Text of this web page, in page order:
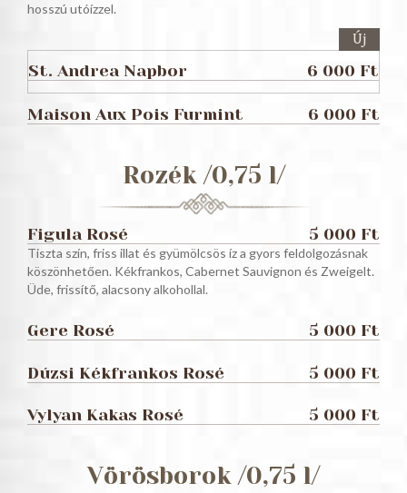
hosszú utóízzel.
Új
St. Andrea Napbor 6 000 Ft
Maison Aux Pois Furmint 6 000 Ft
Rozék /0,75 l/
Figula Rosé 5 000 Ft
Tiszta szín, friss illat és gyümölcsös íz a gyors feldolgozásnak
köszönhetően. Kékfrankos, Cabernet Sauvignon és Zweigelt.
Üde, frissítő, alacsony alkohollal.
Gere Rosé 5 000 Ft
Dúzsi Kékfrankos Rosé 5 000 Ft
Vylyan Kakas Rosé 5 000 Ft
Vörösborok /0,75 l/